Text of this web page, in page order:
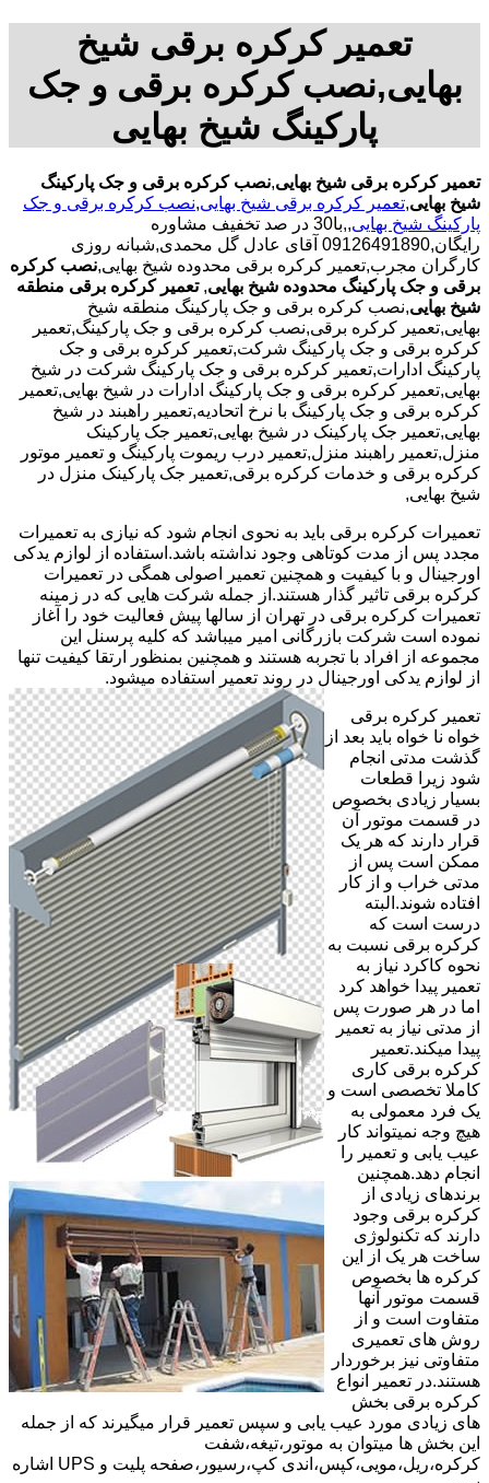
تعمیر کرکره برقی شیخ
بهایی,نصب کرکره برقی و جک
پارکینگ شیخ بهایی
تعمیر کرکره برقی شیخ بهایی,نصب کرکره برقی و جک پارکینگ
شیخ بهایی,تعمیر کرکره برقی شیخ بهایی,نصب کرکره برقی و جک
پارکینگ شیخ بهایی
,,با30 در صد تخفیف مشاوره
رایگان,09126491890 آقای عادل گل محمدی,شبانه روزی
کارگران مجرب,تعمیر کرکره برقی محدوده شیخ بهایی,نصب کرکره
برقی و جک پارکینگ محدوده شیخ بهایی, تعمیر کرکره برقی منطقه
شیخ بهایی,نصب کرکره برقی و جک پارکینگ منطقه شیخ
بهایی,تعمیر کرکره برقی,نصب کرکره برقی و جک پارکینگ,تعمیر
کرکره برقی و جک پارکینگ شرکت,تعمیر کرکره برقی و جک
پارکینگ ادارات,تعمیر کرکره برقی و جک پارکینگ شرکت در شیخ
بهایی,تعمیر کرکره برقی و جک پارکینگ ادارات در شیخ بهایی,تعمیر
کرکره برقی و جک پارکینگ با نرخ اتحادیه,تعمیر راهبند در شیخ
بهایی,تعمیر جک پارکینک در شیخ بهایی,تعمیر جک پارکینک
منزل,تعمیر راهبند منزل,تعمیر درب ریموت پارکینگ و تعمیر موتور
کرکره برقی و خدمات کرکره برقی,تعمیر جک پارکینک منزل در
شیخ بهایی,
تعمیرات کرکره برقی باید به نحوی انجام شود که نیازی به تعمیرات
مجدد پس از مدت کوتاهی وجود نداشته باشد.استفاده از لوازم یدکی
اورجینال و با کیفیت و همچنین تعمیر اصولی همگی در تعمیرات
کرکره برقی تاثیر گذار هستند.از جمله شرکت هایی که در زمینه
تعمیرات کرکره برقی در تهران از سالها پیش فعالیت خود را آغاز
نموده است شرکت بازرگانی امیر میباشد که کلیه پرسنل این
مجموعه از افراد با تجربه هستند و همچنین بمنظور ارتقا کیفیت تنها
از لوازم یدکی اورجینال در روند تعمیر استفاده میشود.
تعمیر کرکره برقی
خواه نا خواه باید بعد از
گذشت مدتی انجام
شود زیرا قطعات
بسیار زیادی بخصوص
در قسمت موتور آن
قرار دارند که هر یک
ممکن است پس از
مدتی خراب و از کار
افتاده شوند.البته
درست است که
کرکره برقی نسبت به
نحوه کاکرد نیاز به
تعمیر پیدا خواهد کرد
اما در هر صورت پس
از مدتی نیاز به تعمیر
پیدا میکند.تعمیر
کرکره برقی کاری
کاملا تخصصی است و
یک فرد معمولی به
هیچ وجه نمیتواند کار
عیب یابی و تعمیر را
انجام دهد.همچنین
برندهای زیادی از
کرکره برقی وجود
دارند که تکنولوژی
ساخت هر یک از این
کرکره ها بخصوص
قسمت موتور آنها
متفاوت است و از
روش های تعمیری
متفاوتی نیز برخوردار
هستند.در تعمیر انواع
کرکره برقی بخش
های زیادی مورد عیب یابی و سپس تعمیر قرار میگیرند که از جمله
این بخش ها میتوان به موتور،تیغه،شفت
کرکره،ریل،مویی،کپس،اندی کپ،رسیور،صفحه پلیت و UPS اشاره